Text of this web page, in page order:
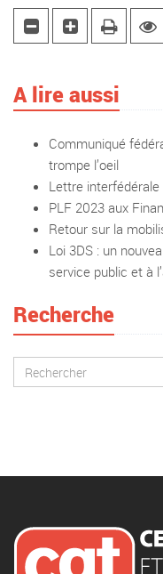
A lire aussi
Communiqué
trompe l’oeil
Lettre
PLF 2023 aux
Retour sur la
Loi 3DS : un
service public et à
Recherche